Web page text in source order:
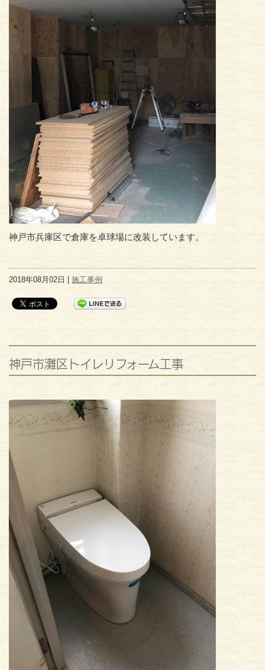
神戸市兵庫区で倉庫を卓球場に改装しています。
2018年08月02日 |施工事例
神戸市灘区トイレリフォーム工事